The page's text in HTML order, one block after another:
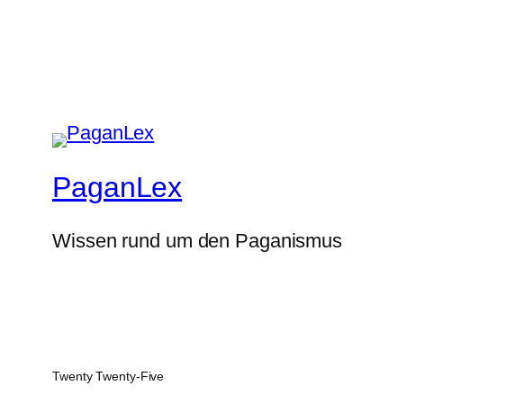
PaganLex
Wissen rund um den Paganismus
Twenty Twenty-Five